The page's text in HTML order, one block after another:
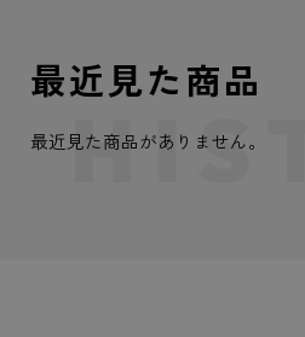
最近見た商品
最近見た商品がありません。